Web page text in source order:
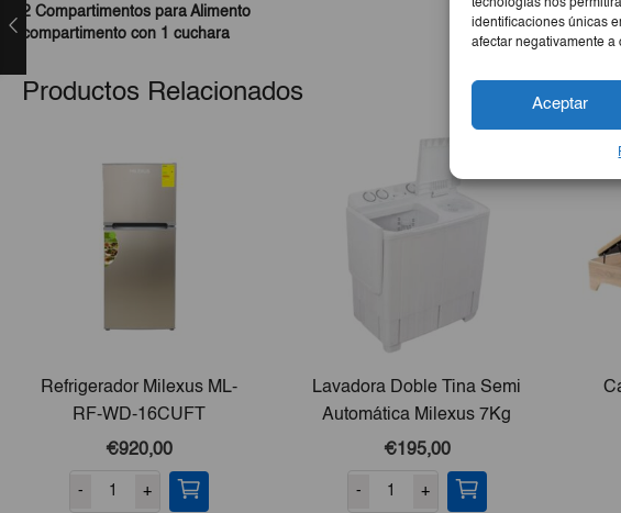
tecnologías nos
identificaciones únicas
afectar negativamente a
Aceptar
2 Compartimentos para Alimento
compartimento con 1 cuchara
Productos Relacionados
Refrigerador Milexus ML-
RF-WD-16CUFT
€920,00
- +
Lavadora Doble Tina Semi
Automática Milexus 7Kg
€195,00
- +